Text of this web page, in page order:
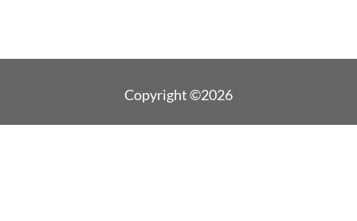
Copyright ©2026